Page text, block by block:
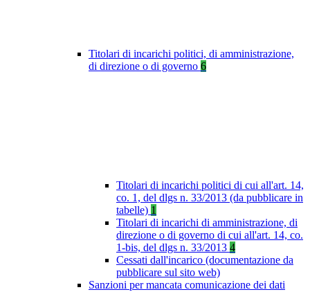
Titolari di incarichi politici, di amministrazione,
di direzione o di governo 6
Titolari di incarichi politici di cui all'art. 14,
co. 1, del dlgs n. 33/2013 (da pubblicare in
tabelle) 1
Titolari di incarichi di amministrazione, di
direzione o di governo di cui all'art. 14, co.
1-bis, del dlgs n. 33/2013 4
Cessati dall'incarico (documentazione da
pubblicare sul sito web)
Sanzioni per mancata comunicazione dei dati